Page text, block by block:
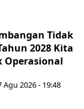
Tidak
2028 Kita
Operasional
Agu 2026 - 19:48